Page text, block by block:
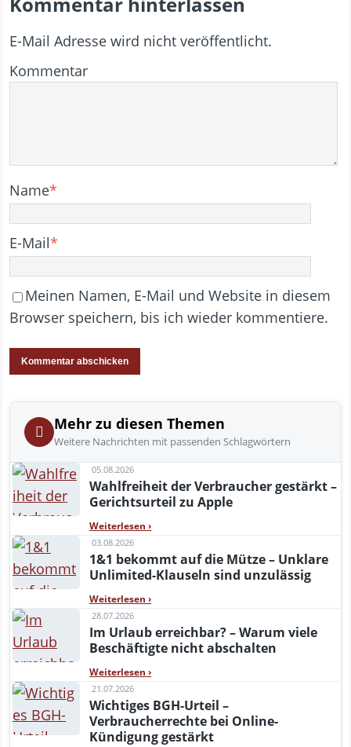
E-Mail Adresse wird nicht veröffentlicht.
Kommentar
Name*
E-Mail*
Meinen Namen, E-Mail und Website in diesem
Browser speichern, bis ich wieder kommentiere.
Mehr zu diesen Themen
Weitere Nachrichten mit passenden Schlagwörtern
05.08.2026
Wahlfreiheit der Verbraucher gestärkt –
Gerichtsurteil zu Apple
Weiterlesen ›
03.08.2026
1&1 bekommt auf die Mütze – Unklare
Unlimited-Klauseln sind unzulässig
Weiterlesen ›
28.07.2026
Im Urlaub erreichbar? – Warum viele
Beschäftigte nicht abschalten
Weiterlesen ›
21.07.2026
Wichtiges BGH-Urteil –
Verbraucherrechte bei Online-
Kündigung gestärkt